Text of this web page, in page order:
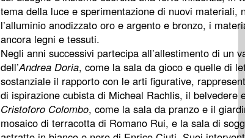
tema della luce e sperimentazione di nuovi materiali,
l’alluminio anodizzato oro e argento e bronzo, i
ancora legni e tessuti.
Negli anni successivi partecipa all’allestimento di un
dell’Andrea Doria, come la sala da gioco e quelle di
sostanziale il rapporto con le arti figurative,
di ispirazione cubista di Micheal Rachlis, il
Cristoforo Colombo, come la sala da pranzo e il
mosaico di terracotta di Romano Rui, e la sala di